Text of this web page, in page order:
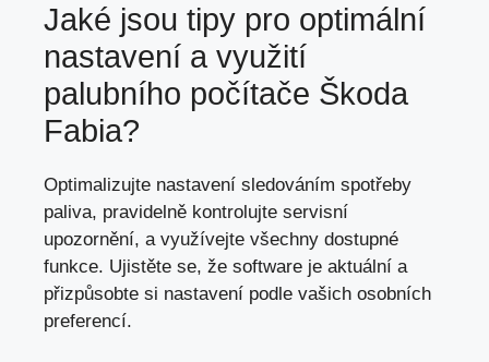
Jaké jsou tipy pro optimální
nastavení a využití
palubního počítače Škoda
Fabia?
Optimalizujte nastavení sledováním spotřeby
paliva, pravidelně kontrolujte servisní
upozornění, a využívejte všechny dostupné
funkce. Ujistěte se, že software je aktuální a
přizpůsobte si nastavení podle vašich osobních
preferencí.